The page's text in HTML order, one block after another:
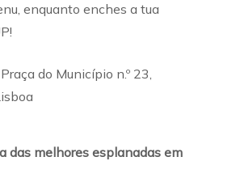
enquanto enches a tua
do Município n.º 23,
das melhores esplanadas em